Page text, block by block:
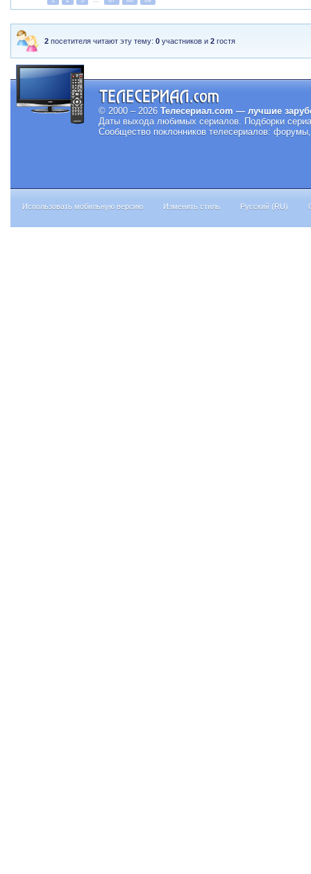
2 посетителя читают эту тему:0 участников и2 гостя
© 2000 – 2026 Телесериал.com — лучшие
Даты выхода любимых сериалов. Подборки
Сообщество поклонников телесериалов:
Использовать мобильную версию Изменить стиль Русский (RU)